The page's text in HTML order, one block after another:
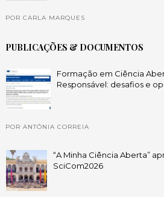
POR CARLA MARQUES
PUBLICAÇÕES & DOCUMENTOS
Formação em Ciência
Responsável: desafios e
POR ANTÓNIA CORREIA
“A Minha Ciência Aberta”
SciCom2026